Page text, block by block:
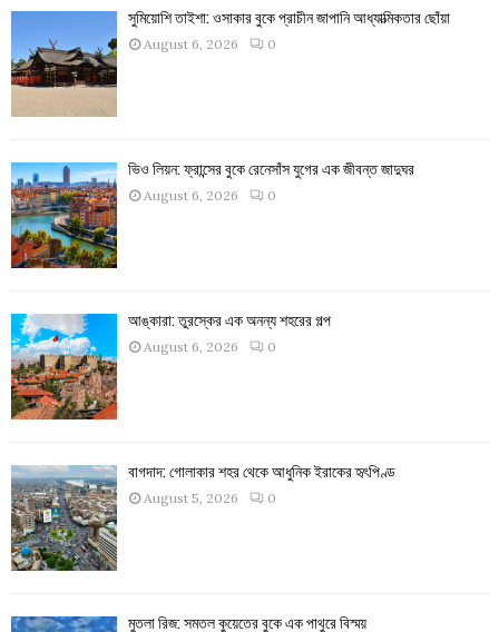
সুমিয়োশি তাইশা: ওসাকার বুকে প্রাচীন জাপানি আধ্যাত্মিকতার ছোঁয়া
August 6, 2026 0
ভিও লিয়ন: ফ্রান্সের বুকে রেনেসাঁস যুগের এক জীবন্ত জাদুঘর
August 6, 2026 0
আঙ্কারা: তুরস্কের এক অনন্য শহরের গল্প
August 6, 2026 0
বাগদাদ: গোলাকার শহর থেকে আধুনিক ইরাকের হৃৎপিণ্ড
August 5, 2026 0
মুতলা রিজ: সমতল কুয়েতের বুকে এক পাথুরে বিস্ময়